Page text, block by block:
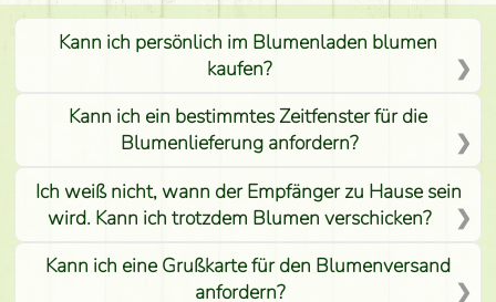
Kann ich persönlich im Blumenladen blumen
kaufen?
Kann ich ein bestimmtes Zeitfenster für die
Blumenlieferung anfordern?
Ich weiß nicht, wann der Empfänger zu Hause sein
wird. Kann ich trotzdem Blumen verschicken?
Kann ich eine Grußkarte für den Blumenversand
anfordern?